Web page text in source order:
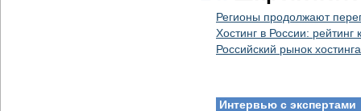
Регионы продолжают
Хостинг в России: рейтинг
Российский рынок
Интервью с экспертами